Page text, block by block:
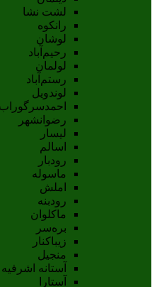
لشت نشا
رانکوه
لوشان
رحیم‌آباد
لولمان
رستم‌آباد
لوندویل
احمدسرگوراب
رضوانشهر
لیسار
اسالم
رودبار
ماسوله
املش
رودبنه
ماکلوان
بره‌سر
زیباکنار
منجیل
آستانه اشرفيه
آستارا